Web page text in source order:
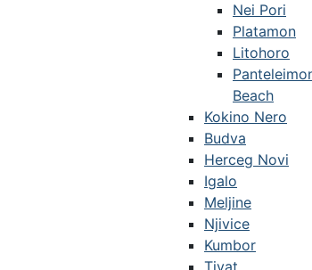
Nei Pori
Platamon
Litohoro
Beach
Kokino Nero
Budva
Herceg Novi
Igalo
Meljine
Njivice
Kumbor
Tivat